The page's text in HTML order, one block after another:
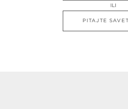
ILI
PITAJTE